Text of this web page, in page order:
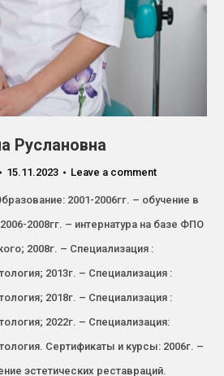
Руслановна
15.11.2023 Leave a comment
2001-2006гг. – обучение в
2008гг. – интернатура на базе ФПО
2008г. – Специализация :
2013г. – Специализация :
2018г. – Специализация :
2022г. – Специализация:
Сертификаты и курсы: 2006г. –
эстетических реставраций.